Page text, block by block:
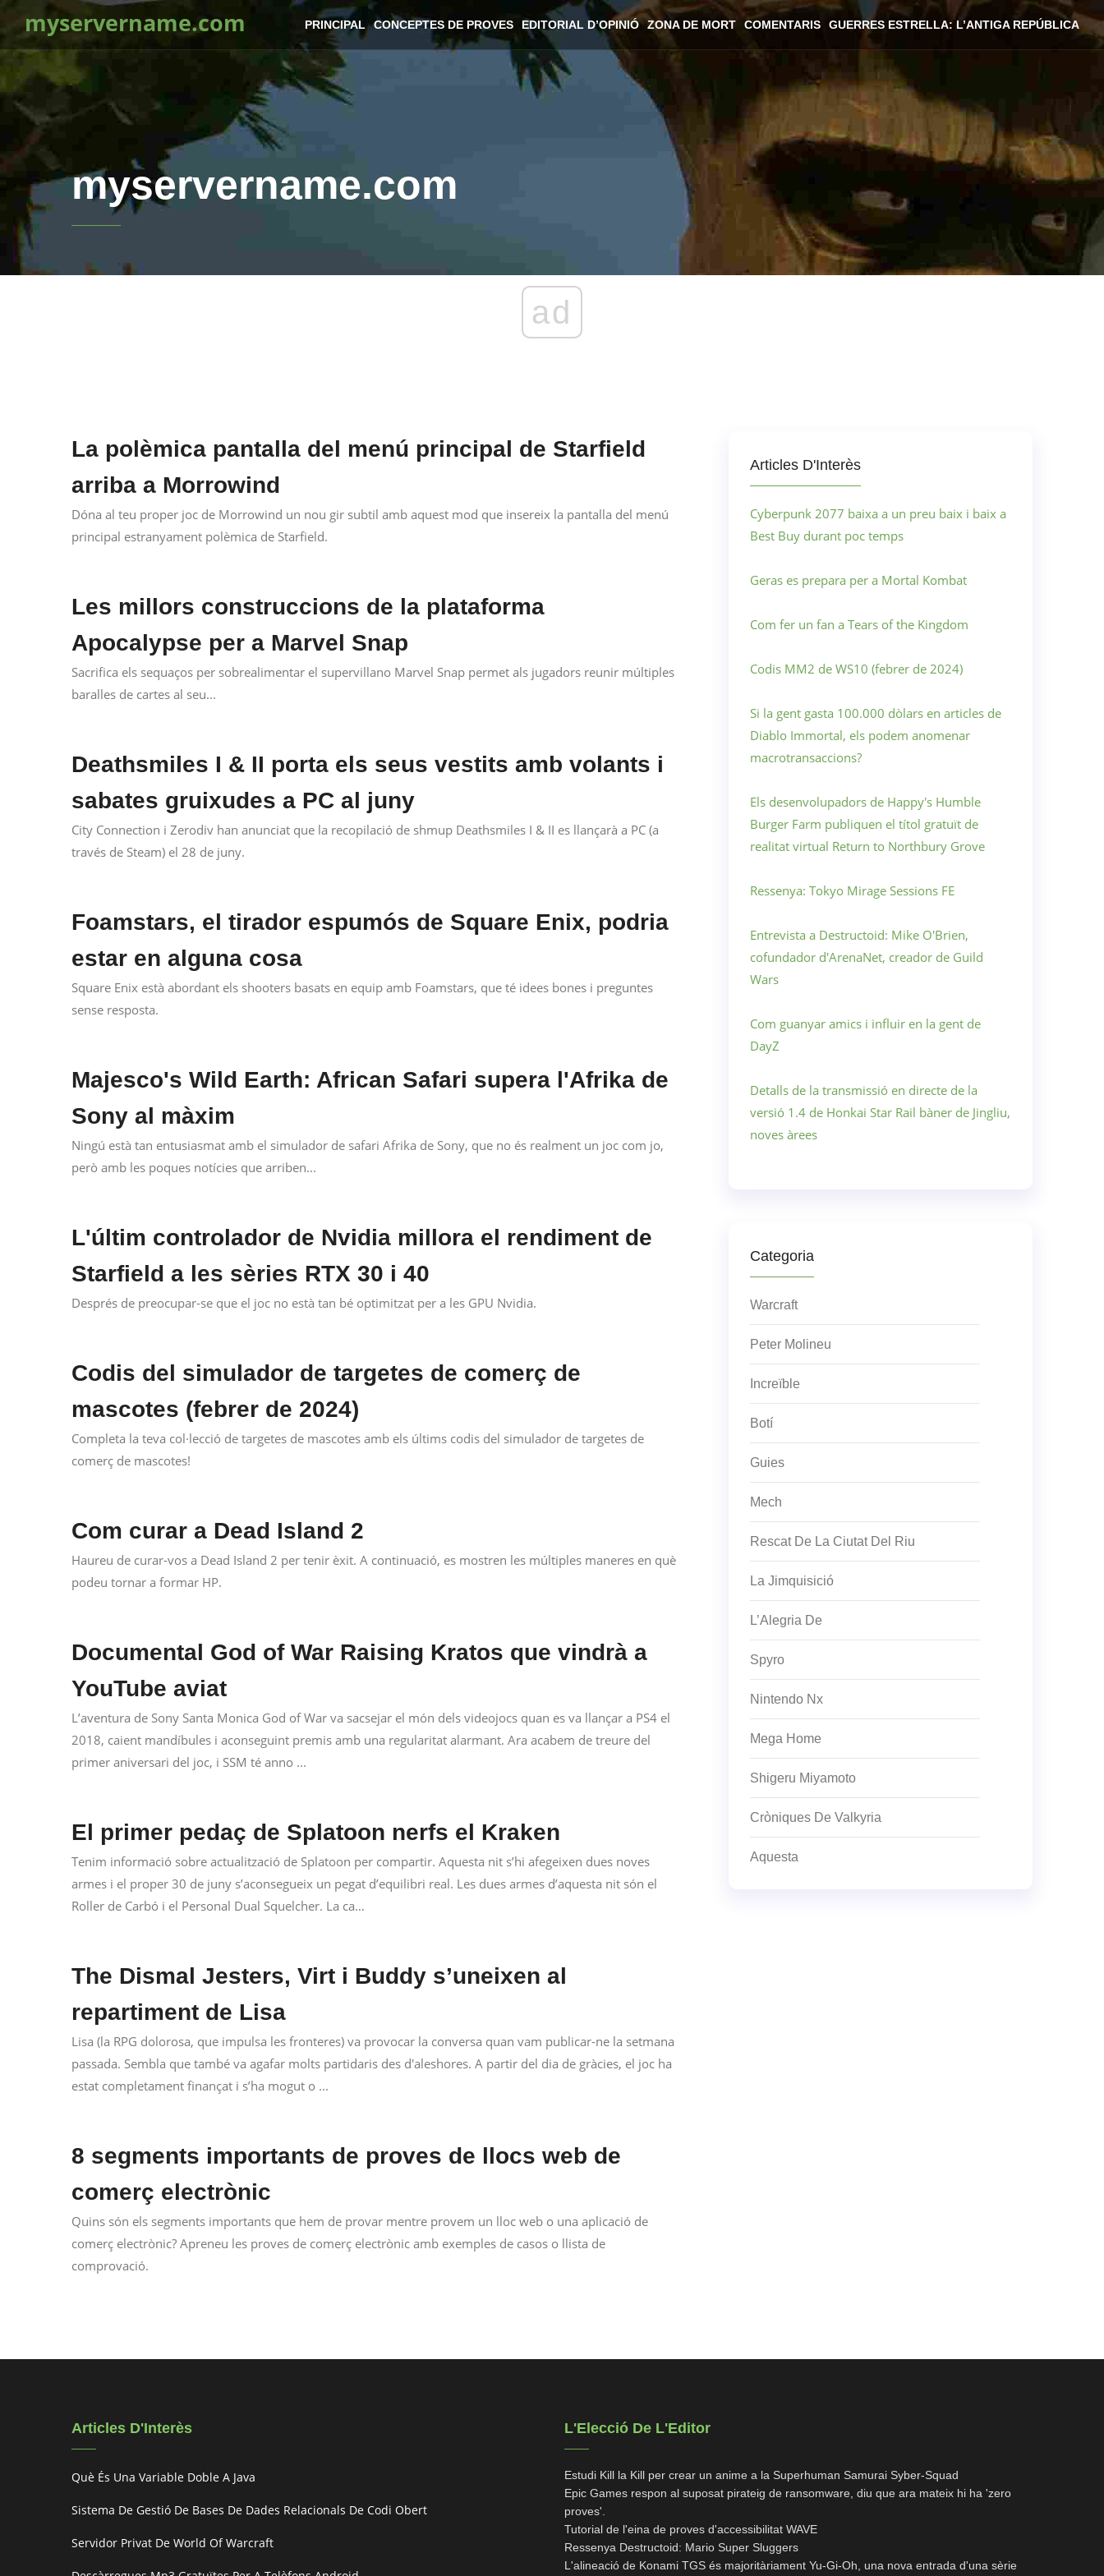
myservername.com PRINCIPAL CONCEPTES DE PROVES EDITORIAL D’OPINIÓ ZONA DE MORT COMENTARIS GUERRES ESTRELLA: L’ANTIGA REPÚBLICA
myservername.com
ad
La polèmica pantalla del menú principal de Starfield
arriba a Morrowind
Dóna al teu proper joc de Morrowind un nou gir subtil amb aquest mod que insereix la pantalla del menú
principal estranyament polèmica de Starfield.
Les millors construccions de la plataforma
Apocalypse per a Marvel Snap
Sacrifica els sequaços per sobrealimentar el supervillano Marvel Snap permet als jugadors reunir múltiples
baralles de cartes al seu...
Deathsmiles I & II porta els seus vestits amb volants i
sabates gruixudes a PC al juny
City Connection i Zerodiv han anunciat que la recopilació de shmup Deathsmiles I & II es llançarà a PC (a
través de Steam) el 28 de juny.
Foamstars, el tirador espumós de Square Enix, podria
estar en alguna cosa
Square Enix està abordant els shooters basats en equip amb Foamstars, que té idees bones i preguntes
sense resposta.
Majesco's Wild Earth: African Safari supera l'Afrika de
Sony al màxim
Ningú està tan entusiasmat amb el simulador de safari Afrika de Sony, que no és realment un joc com jo,
però amb les poques notícies que arriben...
L'últim controlador de Nvidia millora el rendiment de
Starfield a les sèries RTX 30 i 40
Després de preocupar-se que el joc no està tan bé optimitzat per a les GPU Nvidia.
Codis del simulador de targetes de comerç de
mascotes (febrer de 2024)
Completa la teva col·lecció de targetes de mascotes amb els últims codis del simulador de targetes de
comerç de mascotes!
Com curar a Dead Island 2
Haureu de curar-vos a Dead Island 2 per tenir èxit. A continuació, es mostren les múltiples maneres en què
podeu tornar a formar HP.
Documental God of War Raising Kratos que vindrà a
YouTube aviat
L’aventura de Sony Santa Monica God of War va sacsejar el món dels videojocs quan es va llançar a PS4 el
2018, caient mandíbules i aconseguint premis amb una regularitat alarmant. Ara acabem de treure del
primer aniversari del joc, i SSM té anno ...
El primer pedaç de Splatoon nerfs el Kraken
Tenim informació sobre actualització de Splatoon per compartir. Aquesta nit s’hi afegeixen dues noves
armes i el proper 30 de juny s’aconsegueix un pegat d’equilibri real. Les dues armes d’aquesta nit són el
Roller de Carbó i el Personal Dual Squelcher. La ca…
The Dismal Jesters, Virt i Buddy s’uneixen al
repartiment de Lisa
Lisa (la RPG dolorosa, que impulsa les fronteres) va provocar la conversa quan vam publicar-ne la setmana
passada. Sembla que també va agafar molts partidaris des d'aleshores. A partir del dia de gràcies, el joc ha
estat completament finançat i s’ha mogut o ...
8 segments importants de proves de llocs web de
comerç electrònic
Quins són els segments importants que hem de provar mentre provem un lloc web o una aplicació de
comerç electrònic? Apreneu les proves de comerç electrònic amb exemples de casos o llista de
comprovació.
Articles D'Interès
Cyberpunk 2077 baixa a un preu baix i baix a
Best Buy durant poc temps
Geras es prepara per a Mortal Kombat
Com fer un fan a Tears of the Kingdom
Codis MM2 de WS10 (febrer de 2024)
Si la gent gasta 100.000 dòlars en articles de
Diablo Immortal, els podem anomenar
macrotransaccions?
Els desenvolupadors de Happy's Humble
Burger Farm publiquen el títol gratuït de
realitat virtual Return to Northbury Grove
Ressenya: Tokyo Mirage Sessions FE
Entrevista a Destructoid: Mike O'Brien,
cofundador d'ArenaNet, creador de Guild
Wars
Com guanyar amics i influir en la gent de
DayZ
Detalls de la transmissió en directe de la
versió 1.4 de Honkai Star Rail bàner de Jingliu,
noves àrees
Categoria
Warcraft
Peter Molineu
Increïble
Botí
Guies
Mech
Rescat De La Ciutat Del Riu
La Jimquisició
L’Alegria De
Spyro
Nintendo Nx
Mega Home
Shigeru Miyamoto
Cròniques De Valkyria
Aquesta
Articles D'Interès
Què És Una Variable Doble A Java
Sistema De Gestió De Bases De Dades Relacionals De Codi Obert
Servidor Privat De World Of Warcraft
L'Elecció De L'Editor
Estudi Kill la Kill per crear un anime a la Superhuman Samurai Syber-Squad
Epic Games respon al suposat pirateig de ransomware, diu que ara mateix hi ha 'zero
proves'.
Tutorial de l'eina de proves d'accessibilitat WAVE
Ressenya Destructoid: Mario Super Sluggers
L'alineació de Konami TGS és majoritàriament Yu-Gi-Oh, una nova entrada d'una sèrie